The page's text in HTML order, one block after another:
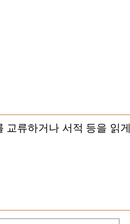
교류하거나 서적 등을 읽게